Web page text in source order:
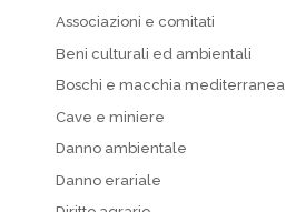
Associazioni e comitati
Beni culturali ed ambientali
Boschi e macchia mediterranea
Cave e miniere
Danno ambientale
Danno erariale